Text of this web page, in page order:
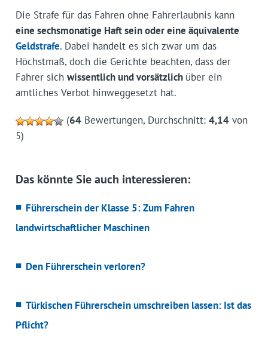
Die Strafe für das Fahren ohne Fahrerlaubnis kann
eine sechsmonatige Haft sein oder eine äquivalente
Geldstrafe. Dabei handelt es sich zwar um das
Höchstmaß, doch die Gerichte beachten, dass der
Fahrer sich wissentlich und vorsätzlich über ein
amtliches Verbot hinweggesetzt hat.
(64Bewertungen, Durchschnitt: 4,14von
5)
Das könnte Sie auch interessieren:
Führerschein der Klasse 5: Zum Fahren
landwirtschaftlicher Maschinen
Den Führerschein verloren?
Türkischen Führerschein umschreiben lassen: Ist das
Pflicht?